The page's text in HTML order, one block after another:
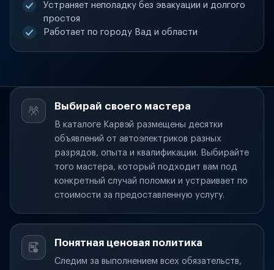
Устраняет неполадку без эвакуации и долгого
простоя
Работает по городу Вад и области
Выбирай своего мастера
В каталоге Карвэй размещены десятки
объявлений от автоэлектриков разных
разрядов, опыта и квалификации. Выбирайте
того мастера, который подходит вам под
конкретный случай поломки и устраивает по
стоимости за предоставленную услугу.
Понятная ценовая политика
Следим за выполнением всех обязательств,